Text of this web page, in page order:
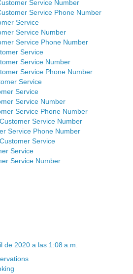
Service Number
Service Phone Number
Service
Service Number
Service Phone Number
Service
Service Number
Service Phone Number
Service
Service
Service Number
Service Phone Number
Service Number
Service Phone Number
Service
Service
Service Number
de 2020 a las 1:08 a.m.